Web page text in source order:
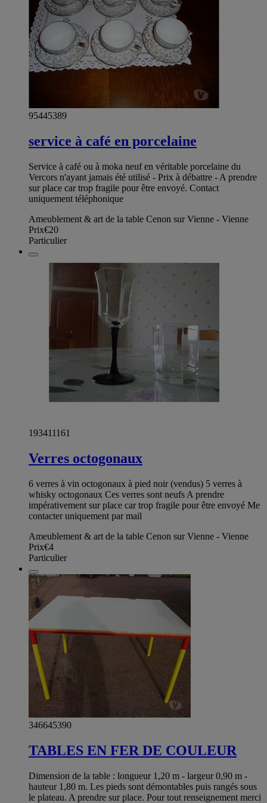
95445389
service à café en porcelaine
Service à café ou à moka neuf en véritable porcelaine du
Vercors n'ayant jamais été utilisé - Prix à débattre - A prendre
sur place car trop fragile pour être envoyé. Contact
uniquement téléphonique
Ameublement & art de la table Cenon sur Vienne - Vienne
Prix€20
Particulier
193411161
Verres octogonaux
6 verres à vin octogonaux à pied noir (vendus) 5 verres à
whisky octogonaux Ces verres sont neufs A prendre
impérativement sur place car trop fragile pour être envoyé Me
contacter uniquement par mail
Ameublement & art de la table Cenon sur Vienne - Vienne
Prix€4
Particulier
346645390
TABLES EN FER DE COULEUR
Dimension de la table : longueur 1,20 m - largeur 0,90 m -
hauteur 1,80 m. Les pieds sont démontables puis rangés sous
le plateau. A prendre sur place. Pour tout renseignement merci